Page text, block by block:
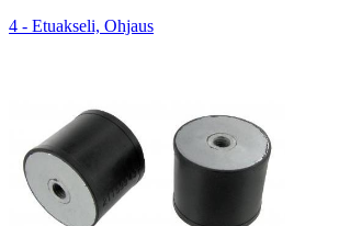
4 - Etuakseli, Ohjaus